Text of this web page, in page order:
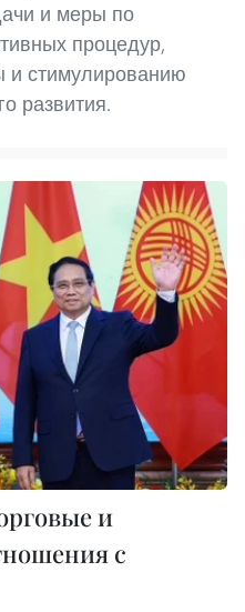
и меры по
процедур,
и стимулированию
развития.
и
с